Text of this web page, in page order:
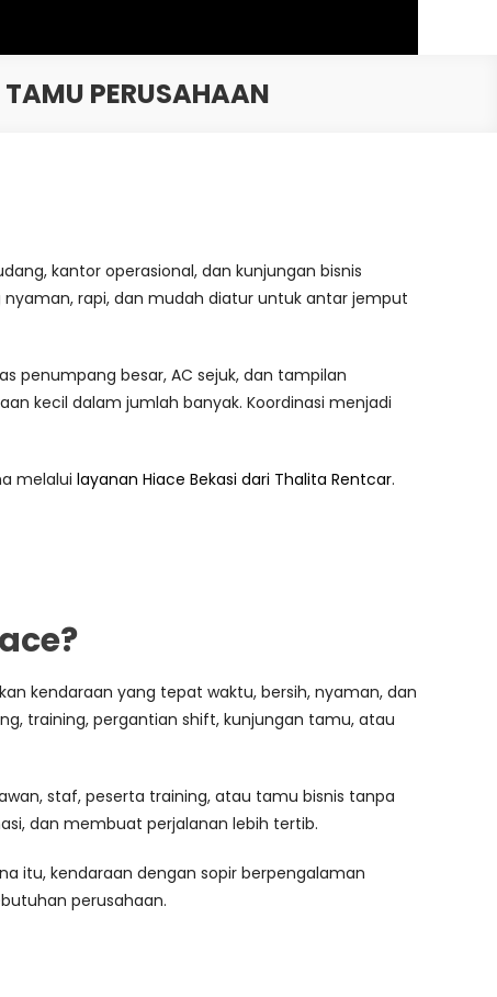
PERUSAHAAN
kantor operasional, dan kunjungan bisnis
rapi, dan mudah diatur untuk antar jemput
penumpang besar, AC sejuk, dan tampilan
kecil dalam jumlah banyak. Koordinasi menjadi
melalui layanan Hiace Bekasi dari Thalita Rentcar.
kendaraan yang tepat waktu, bersih, nyaman, dan
training, pergantian shift, kunjungan tamu, atau
staf, peserta training, atau tamu bisnis tanpa
dan membuat perjalanan lebih tertib.
itu, kendaraan dengan sopir berpengalaman
perusahaan.